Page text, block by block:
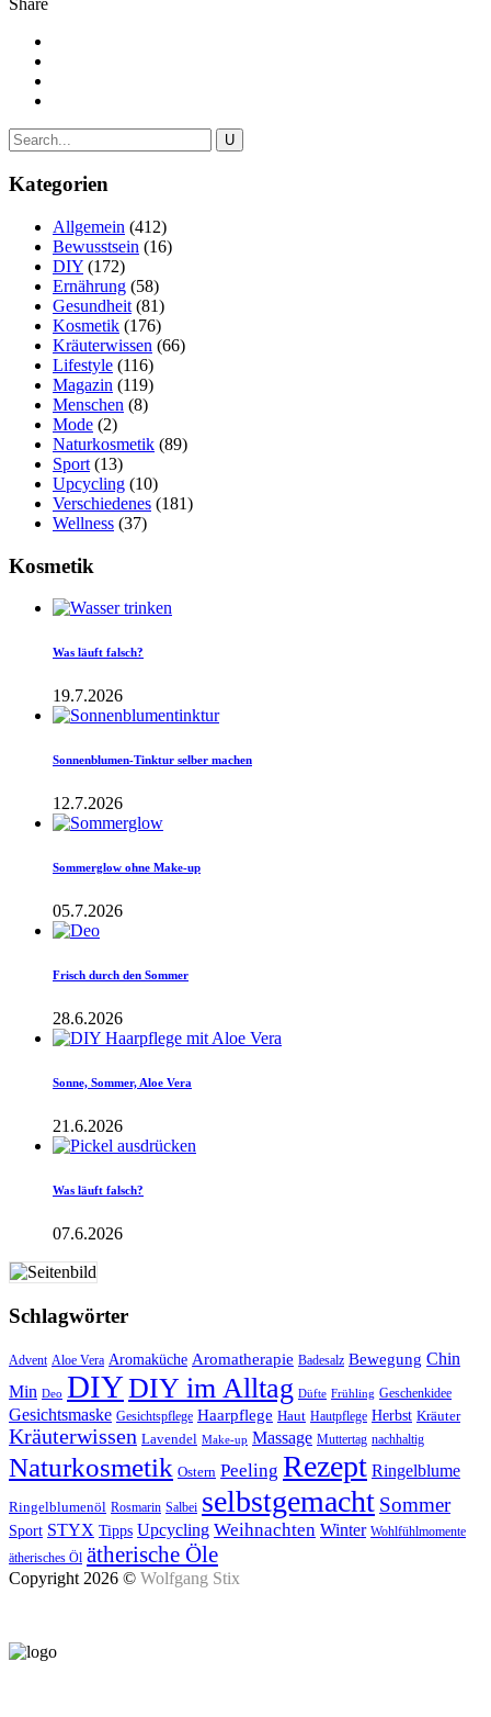
Share
Kategorien
Allgemein (412)
Bewusstsein (16)
DIY (172)
Ernährung (58)
Gesundheit (81)
Kosmetik (176)
Kräuterwissen (66)
Lifestyle (116)
Magazin (119)
Menschen (8)
Mode (2)
Naturkosmetik (89)
Sport (13)
Upcycling (10)
Verschiedenes (181)
Wellness (37)
Kosmetik
Was läuft falsch?
19.7.2026
Sonnenblumen-Tinktur selber machen
12.7.2026
Sommerglow ohne Make-up
05.7.2026
Frisch durch den Sommer
28.6.2026
Sonne, Sommer, Aloe Vera
21.6.2026
Was läuft falsch?
07.6.2026
Schlagwörter
Advent Aloe Vera Aromaküche Aromatherapie Badesalz Bewegung Chin
Min Deo DIYDIY im Alltag Düfte Frühling Geschenkidee
Gesichtsmaske Gesichtspflege Haarpflege Haut Hautpflege Herbst Kräuter
Kräuterwissen Lavendel Make-up Massage Muttertag nachhaltig
Naturkosmetik Ostern Peeling Rezept Ringelblume
Ringelblumenöl Rosmarin Salbei selbstgemacht Sommer
Sport STYX Tipps Upcycling Weihnachten Winter Wohlfühlmomente
ätherisches Öl ätherische Öle
Copyright 2026 © Wolfgang Stix